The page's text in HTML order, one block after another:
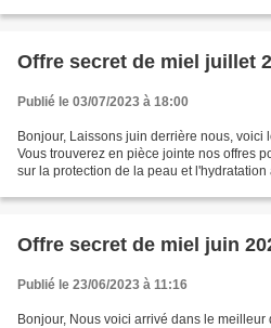
Offre secret de miel juillet
Publié le 03/07/2023 à 18:00
Bonjour, Laissons juin derrière nous,
Vous trouverez en pièce jointe nos offres
sur la protection de la peau et
Offre secret de miel juin
Publié le 23/06/2023 à 11:16
Bonjour, Nous voici arrivé dans le